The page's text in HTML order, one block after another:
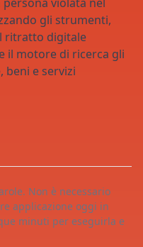
gli strumenti,
ritratto digitale
il motore di ricerca gli
beni e servizi
Non è necessario
applicazione oggi in
minuti per eseguirla e